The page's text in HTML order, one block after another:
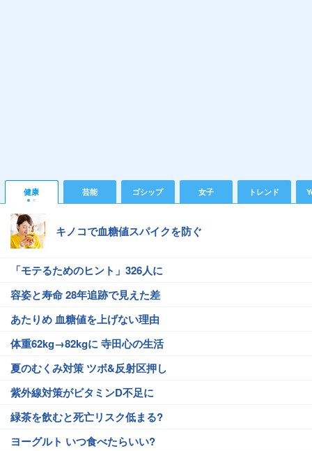
健康 芸能 ゴシップ 女子 トレンド
キノコで血糖値スパイクを防ぐ
「モテるためのヒント」326人に
容姿と寿命 28年追跡で見えた差
あたりめ 血糖値を上げない理由
体重62kg→82kgに 寺田心の生活
夏のむくみ対策 ツボ&反射区押し
紫外線対策がビタミンD不足に
緑茶を飲むと死亡リスク低まる?
ヨーグルト いつ食べたらいい?